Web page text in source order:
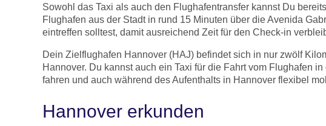
Sowohl das Taxi als auch den Flughafentransfer kannst Du
Flughafen aus der Stadt in rund 15 Minuten über die Avenida
eintreffen solltest, damit ausreichend Zeit für den Check-in
Dein Zielflughafen Hannover (HAJ) befindet sich in nur zwölf
Hannover. Du kannst auch ein Taxi für die Fahrt vom Flughafen
fahren und auch während des Aufenthalts in Hannover flexibel
Hannover erkunden